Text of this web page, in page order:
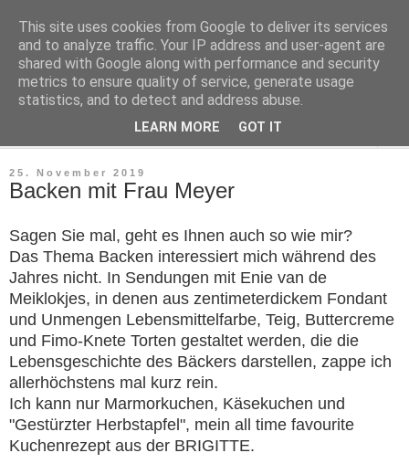
Neues von Frau Meyer
Alltag ist Abenteuer
25. November 2019
Backen mit Frau Meyer
Sagen Sie mal, geht es Ihnen auch so wie mir?
Das Thema Backen interessiert mich während des
Jahres nicht. In Sendungen mit Enie van de
Meiklokjes, in denen aus zentimeterdickem Fondant
und Unmengen Lebensmittelfarbe, Teig, Buttercreme
und Fimo-Knete Torten gestaltet werden, die die
Lebensgeschichte des Bäckers darstellen, zappe ich
allerhöchstens mal kurz rein.
Ich kann nur Marmorkuchen, Käsekuchen und
"Gestürzter Herbstapfel", mein all time favourite
Kuchenrezept aus der BRIGITTE.
This site uses cookies from Google to deliver its services
and to analyze traffic. Your IP address and user-agent are
shared with Google along with performance and security
metrics to ensure quality of service, generate usage
statistics, and to detect and address abuse.
LEARN MORE GOT IT